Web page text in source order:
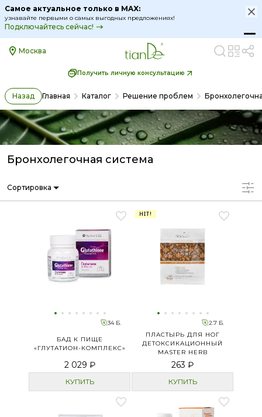
Самое актуальное только в MAX:
узнавайте первыми о самых выгодных предложениях!
Подключайтесь сейчас!
Москва
Получить личную консультацию
Назад Главная Каталог Решение проблем
Бронхолегочная система
Сортировка
34 Б.
БАД К ПИЩЕ
«ГЛУТАТИОН-КОМПЛЕКС»
2 029 ₽
КУПИТЬ
HIT!
2.7 Б.
ПЛАСТЫРЬ ДЛЯ НОГ
ДЕТОКСИКАЦИОННЫЙ
MASTER HERB
263 ₽
КУПИТЬ